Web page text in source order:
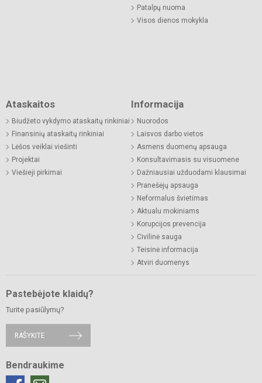
Patalpų nuoma
Visos dienos mokykla
Ataskaitos
Biudžeto vykdymo ataskaitų rinkiniai
Finansinių ataskaitų rinkiniai
Lėšos veiklai viešinti
Projektai
Viešieji pirkimai
Informacija
Nuorodos
Laisvos darbo vietos
Asmens duomenų apsauga
Konsultavimasis su visuomene
Dažniausiai užduodami klausimai
Pranešėjų apsauga
Neformalus švietimas
Aktualu mokiniams
Korupcijos prevencija
Civilinė sauga
Teisinė informacija
Atviri duomenys
Pastebėjote klaidų?
Turite pasiūlymų?
RAŠYKITE
Bendraukime